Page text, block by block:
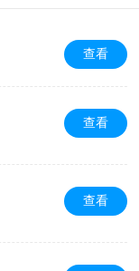
查看
查看
查看